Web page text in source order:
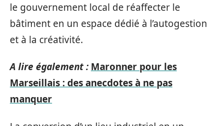
le gouvernement local de réaffecter le
bâtiment en un espace dédié à l’autogestion
et à la créativité.
A lire également : Maronner pour les
Marseillais : des anecdotes à ne pas
manquer